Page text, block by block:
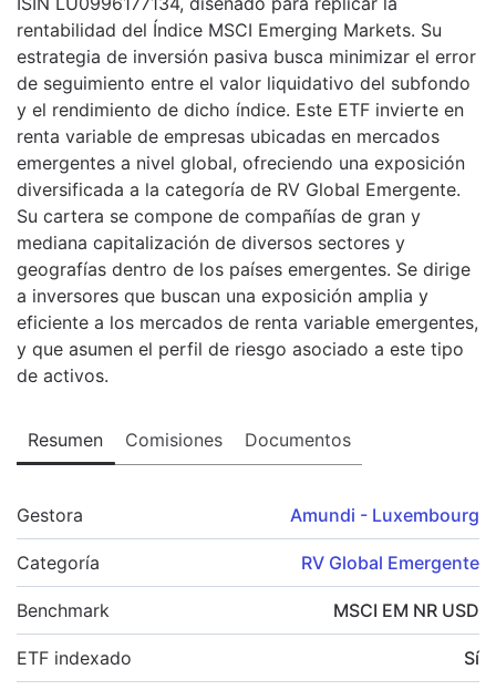
rentabilidad del Índice MSCI Emerging Markets. Su
estrategia de inversión pasiva busca minimizar el error
de seguimiento entre el valor liquidativo del subfondo
y el rendimiento de dicho índice. Este ETF invierte en
renta variable de empresas ubicadas en mercados
emergentes a nivel global, ofreciendo una exposición
diversificada a la categoría de RV Global Emergente.
Su cartera se compone de compañías de gran y
mediana capitalización de diversos sectores y
geografías dentro de los países emergentes. Se dirige
a inversores que buscan una exposición amplia y
eficiente a los mercados de renta variable emergentes,
y que asumen el perfil de riesgo asociado a este tipo
de activos.
Resumen Comisiones Documentos
Gestora Amundi - Luxembourg
Categoría RV Global Emergente
Benchmark MSCI EM NR USD
ETF indexado Sí